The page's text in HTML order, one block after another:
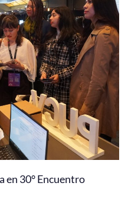
en 30° Encuentro